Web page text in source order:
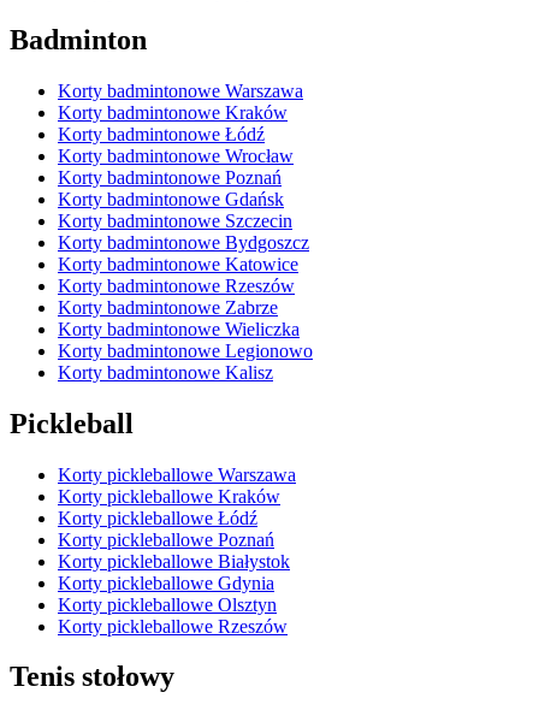
Badminton
Korty badmintonowe Warszawa
Korty badmintonowe Kraków
Korty badmintonowe Łódź
Korty badmintonowe Wrocław
Korty badmintonowe Poznań
Korty badmintonowe Gdańsk
Korty badmintonowe Szczecin
Korty badmintonowe Bydgoszcz
Korty badmintonowe Katowice
Korty badmintonowe Rzeszów
Korty badmintonowe Zabrze
Korty badmintonowe Wieliczka
Korty badmintonowe Legionowo
Korty badmintonowe Kalisz
Pickleball
Korty pickleballowe Warszawa
Korty pickleballowe Kraków
Korty pickleballowe Łódź
Korty pickleballowe Poznań
Korty pickleballowe Białystok
Korty pickleballowe Gdynia
Korty pickleballowe Olsztyn
Korty pickleballowe Rzeszów
Tenis stołowy